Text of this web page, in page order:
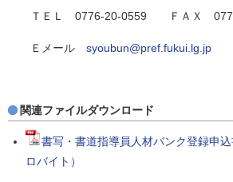
ＴＥＬ 0776-20-0559 ＦＡＸ
Ｅメール syoubun@pref.fukui.lg.jp
関連ファイルダウンロード
書写・書道指導員人材バンク登録申
ロバイト）